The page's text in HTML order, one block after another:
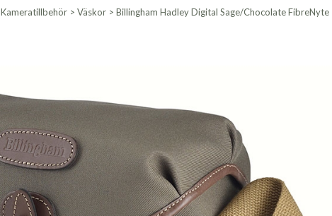
Kameratillbehör > Väskor > Billingham Hadley Digital Sage/Chocolate FibreNyte